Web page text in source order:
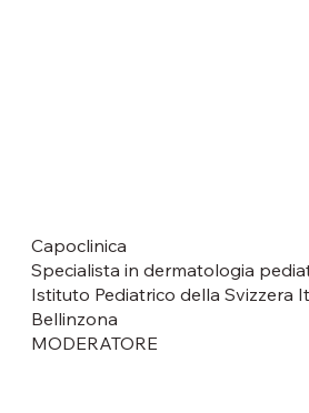
Capoclinica
Specialista in dermatologia
Istituto Pediatrico della Svizzera
Bellinzona
MODERATORE